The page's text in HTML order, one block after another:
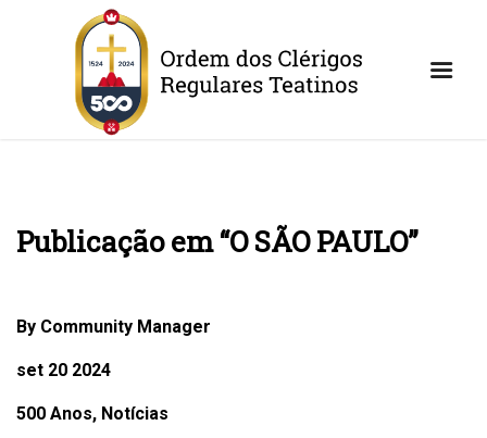
Publicação em “O SÃO PAULO”
By Community Manager
set 20 2024
500 Anos, Notícias